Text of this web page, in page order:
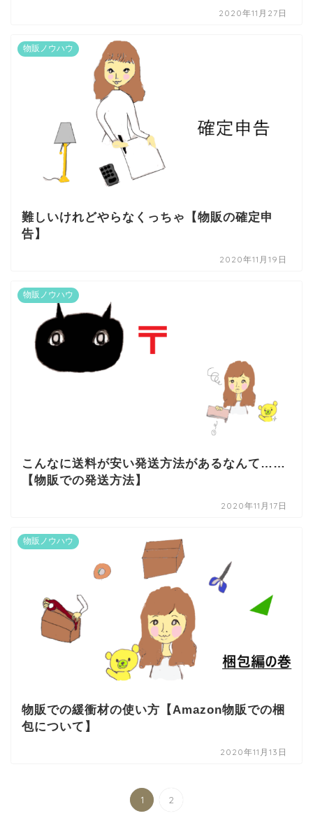
2020年11月27日
物販ノウハウ
難しいけれどやらなくっちゃ【物販の確定申
告】
2020年11月19日
物販ノウハウ
こんなに送料が安い発送方法があるなんて……
【物販での発送方法】
2020年11月17日
物販ノウハウ
物販での緩衝材の使い方【Amazon物販での梱
包について】
2020年11月13日
1 2